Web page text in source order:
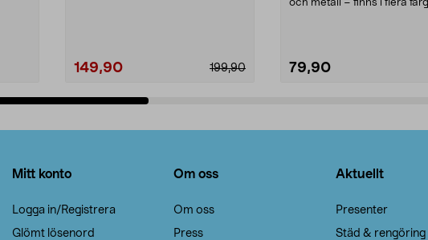
199,90
149,90
och metall – finns i flera
79,90
Mitt konto
Logga in/Registrera
Glömt lösenord
Om oss
Om oss
Press
Aktuellt
Presenter
Städ & rengöring